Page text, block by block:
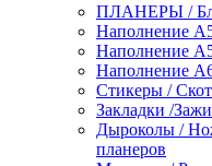
ПЛАНЕРЫ /
Наполнение
Наполнение
Наполнение А6
Стикеры /
Закладки /
Дыроколы /
планеров